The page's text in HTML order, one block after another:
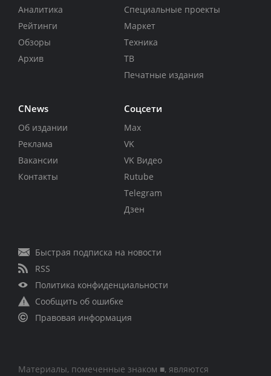
Аналитика
Рейтинги
Обзоры
Архив
Специальные проекты
Маркет
Техника
ТВ
Печатные издания
CNews
Об издании
Реклама
Вакансии
Контакты
Соцсети
Max
VK
VK Видео
Rutube
Telegram
Дзен
Быстрая подписка на новости
RSS
Политика конфиденциальности
Сообщить об ошибке
Правовая информация
Материалы, помеченные знаком ■, являются